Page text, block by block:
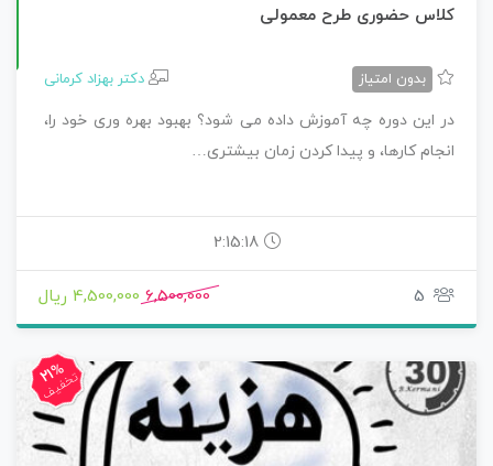
کلاس حضوری طرح معمولی
بدون امتیاز دکتر بهزاد کرمانی
در این دوره چه آموزش داده می شود؟ بهبود بهره وری خود را،
انجام کارها، و پیدا کردن زمان بیشتری…
2:15:18
5
6,500,000 4,500,000 ریال
21%
تخفیف